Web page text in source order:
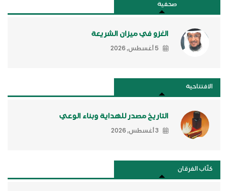
صحفية
الغزو في ميزان الشريعة
5 أغسطس, 2026
الافتتاحية
التاريخ مصدر للهداية وبناء الوعي
3 أغسطس, 2026
كتَّاب الفرقان